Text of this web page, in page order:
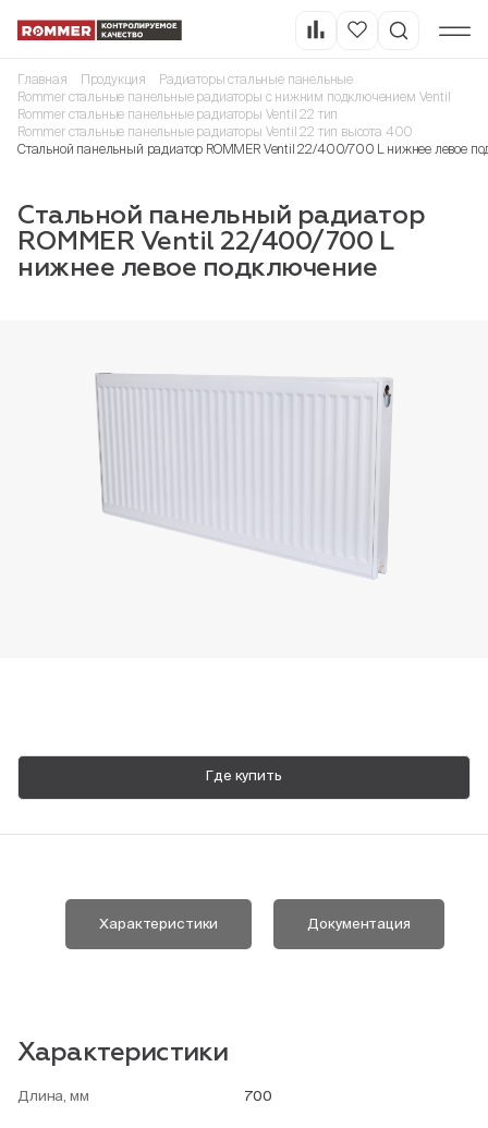
Главная Продукция
Радиаторы стальные панельные
Rommer стальные панельные радиаторы с нижним подключением Ventil
Rommer стальные панельные радиаторы Ventil 22 тип
Rommer стальные панельные радиаторы Ventil 22 тип высота 400
Стальной панельный радиатор ROMMER Ventil 22/400/700 L нижнее левое
Стальной панельный радиатор
ROMMER Ventil 22/400/700 L
нижнее левое подключение
Где купить
Характеристики Документация
Характеристики
Длина, мм 700